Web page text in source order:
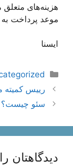
هزینه‌های
موعد پرداخت
ایسنا
دسته‌ها
ناوبری
نوشته‌ها
رییس کمیته
سئو چیست؟
دیدگاهتان